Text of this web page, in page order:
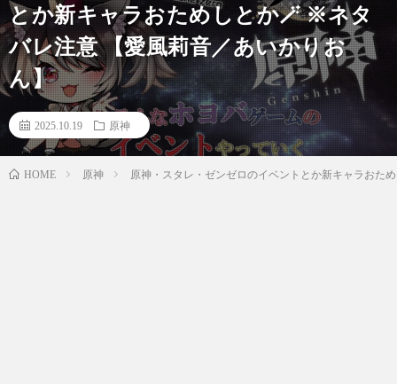
とか新キャラおためしとか🪄 ※ネタ
バレ注意 【愛風莉音／あいかりお
ん】
2025.10.19 原神
HOME 原神 原神・スタレ・ゼンゼロのイベントとか新キャラおた